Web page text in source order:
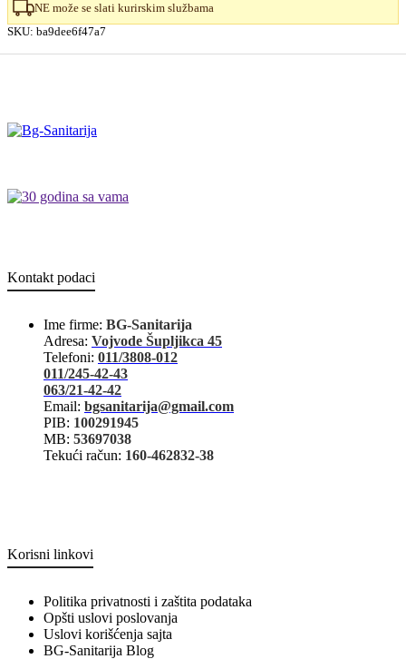
NE može se slati kurirskim službama
SKU: ba9dee6f47a7
Kontakt podaci
Ime firme: BG-Sanitarija
Adresa: Vojvode Šupljikca 45
Telefoni: 011/3808-012
011/245-42-43
063/21-42-42
Email: bgsanitarija@gmail.com
PIB: 100291945
MB: 53697038
Tekući račun: 160-462832-38
Korisni linkovi
Politika privatnosti i zaštita podataka
Opšti uslovi poslovanja
Uslovi korišćenja sajta
BG-Sanitarija Blog